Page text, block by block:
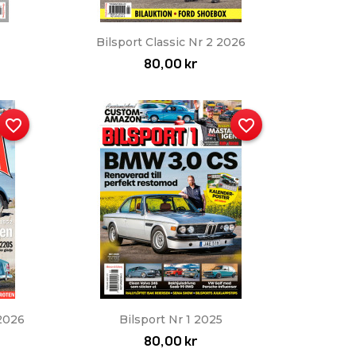
Snabbvy
Bilsport Classic Nr 2 2026
80,00 kr
favorite_border
Snabbvy
Bilsport Nr 1 2025
80,00 kr
favorite_border